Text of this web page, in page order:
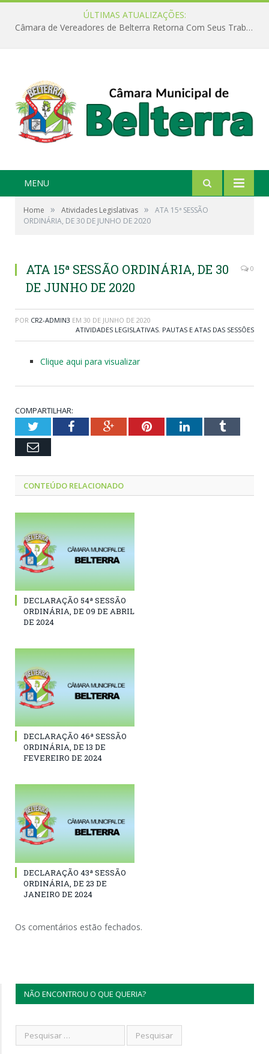
ÚLTIMAS ATUALIZAÇÕES:
Câmara de Vereadores de Belterra Retorna Com Seus Trabalhos Legislativos
MENU
Home » Atividades Legislativas »
ATA 15ª SESSÃO
ORDINÁRIA, DE 30 DE JUNHO DE 2020
ATA 15ª SESSÃO ORDINÁRIA, DE 30
DE JUNHO DE 2020
0
POR CR2-ADMIN3 EM 30 DE JUNHO DE 2020
ATIVIDADES LEGISLATIVAS, PAUTAS E ATAS DAS SESSÕES
Clique aqui para visualizar
COMPARTILHAR:
TwitterFacebookGoogle+PinterestLinkedInTumblr
Email
CONTEÚDO RELACIONADO
DECLARAÇÃO 54ª SESSÃO
ORDINÁRIA, DE 09 DE ABRIL
DE 2024
DECLARAÇÃO 46ª SESSÃO
ORDINÁRIA, DE 13 DE
FEVEREIRO DE 2024
DECLARAÇÃO 43ª SESSÃO
ORDINÁRIA, DE 23 DE
JANEIRO DE 2024
Os comentários estão fechados.
NÃO ENCONTROU O QUE QUERIA?